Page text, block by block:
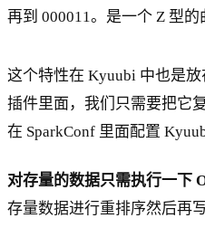
再到 000011。是一个 Z 型的
这个特性在 Kyuubi 中也是
插件里面，我们只需要把它
在 SparkConf 里面配置
对存量的数据只需执行一下
存量数据进行重排序然后再